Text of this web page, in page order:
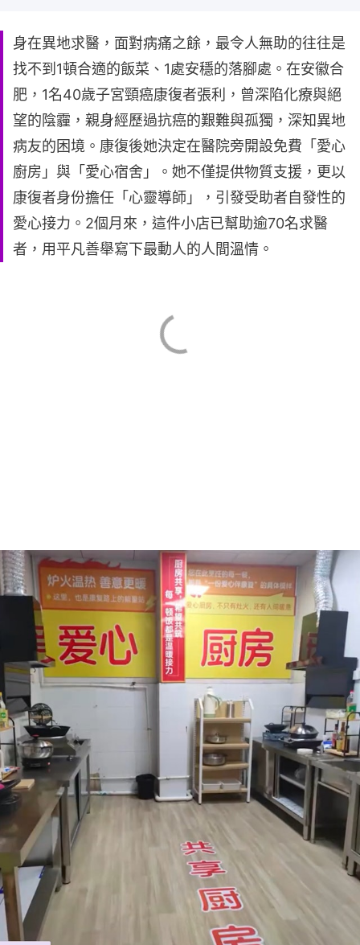
身在異地求醫，面對病痛之餘，最令人無助的往往是
找不到1頓合適的飯菜、1處安穩的落腳處。在安徽合
肥，1名40歲子宮頸癌康復者張利，曾深陷化療與絕
望的陰霾，親身經歷過抗癌的艱難與孤獨，深知異地
病友的困境。康復後她決定在醫院旁開設免費「愛心
廚房」與「愛心宿舍」。她不僅提供物質支援，更以
康復者身份擔任「心靈導師」，引發受助者自發性的
愛心接力。2個月來，這件小店已幫助逾70名求醫
者，用平凡善舉寫下最動人的人間溫情。